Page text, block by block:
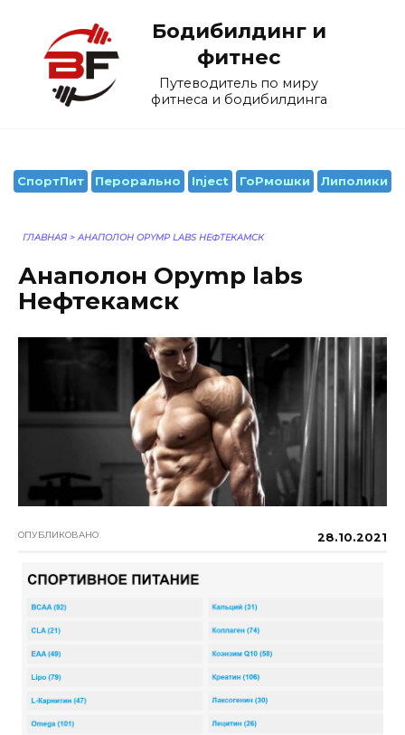
содержанию
Бодибилдинг и
фитнес
Путеводитель по миру
фитнеса и бодибилдинга
СпортПит Перорально Inject ГоРмошки Липолики
ГЛАВНАЯ > АНАПОЛОН OPYMP LABS НЕФТЕКАМСК
Анаполон Opymp labs
Нефтекамск
ОПУБЛИКОВАНО 28.10.2021